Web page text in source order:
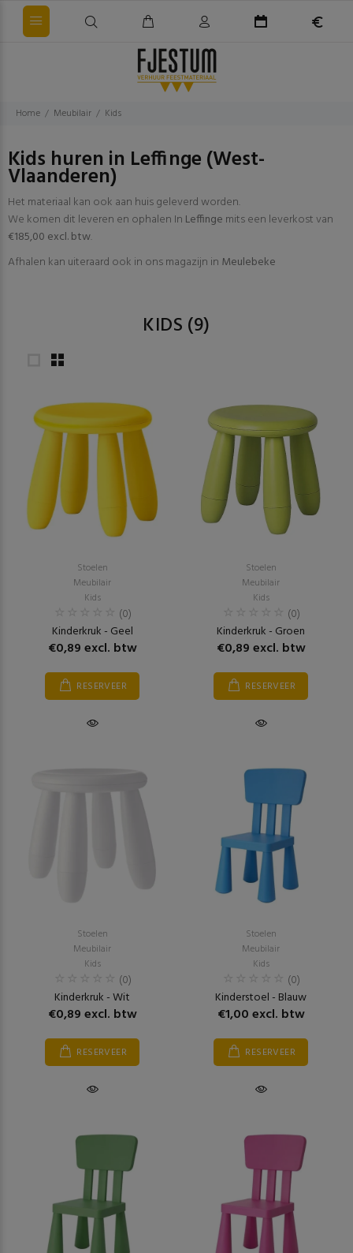
Home Meubilair Kids
Kids huren in Leffinge (West-
Vlaanderen)
Het materiaal kan ook aan huis geleverd worden.
We komen dit leveren en ophalen In Leffinge mits een leverkost van
€185,00 excl. btw.
Afhalen kan uiteraard ook in ons magazijn in Meulebeke
KIDS (9)
Stoelen
Meubilair
Kids
(0)
Kinderkruk - Geel
€0,89 excl. btw
RESERVEER
Stoelen
Meubilair
Kids
(0)
Kinderkruk - Groen
€0,89 excl. btw
RESERVEER
Stoelen
Meubilair
Kids
(0)
Kinderkruk - Wit
€0,89 excl. btw
RESERVEER
Stoelen
Meubilair
Kids
(0)
Kinderstoel - Blauw
€1,00 excl. btw
RESERVEER